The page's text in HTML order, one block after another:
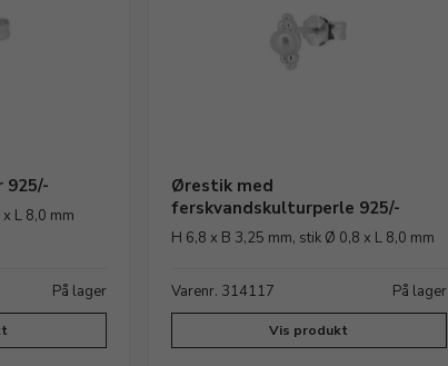
925/-
L 8,0 mm
På lager
Ørestik med
ferskvandskulturperle 925/-
H 6,8 x B 3,25 mm, stik Ø 0,8 x L 8,0 mm
Varenr. 314117 På lager
Vis produkt